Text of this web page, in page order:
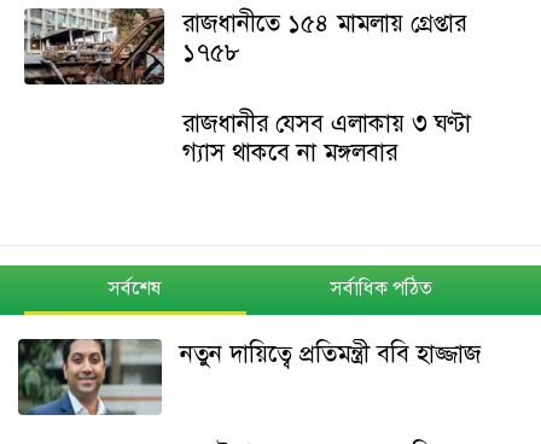
রাজধানীতে ১৫৪ মামলায় গ্রেপ্তার
১৭৫৮
রাজধানীর যেসব এলাকায় ৩ ঘণ্টা
গ্যাস থাকবে না মঙ্গলবার
সর্বশেষ সর্বাধিক পঠিত
নতুন দায়িত্বে প্রতিমন্ত্রী ববি হাজ্জাজ